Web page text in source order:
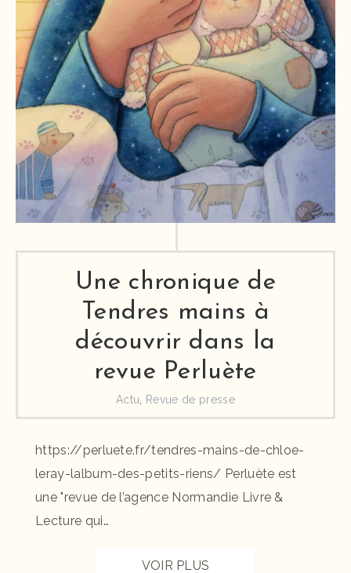
Une chronique de
Tendres mains à
découvrir dans la
revue Perluète
Actu Revue de presse
https://perluete.fr/tendres-mains-de-chloe-
leray-lalbum-des-petits-riens/ Perluète est
une "revue de l’agence Normandie Livre &
Lecture qui…
VOIR PLUS